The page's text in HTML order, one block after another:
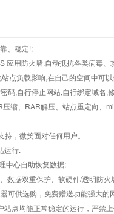
、稳定!;
应用防火墙,自动抵抗各类病毒、
点负载影响,在自己的空间中可
码,自行停止网站,自行绑定域名,
缩、RAR解压、站点重定向、
，微笑面对任何用户。
运行.
中心自助恢复数据;
数据双重保护、软硬件/透明防火
可供选购，免费赠送功能强大
点均能正常稳定的运行，严禁